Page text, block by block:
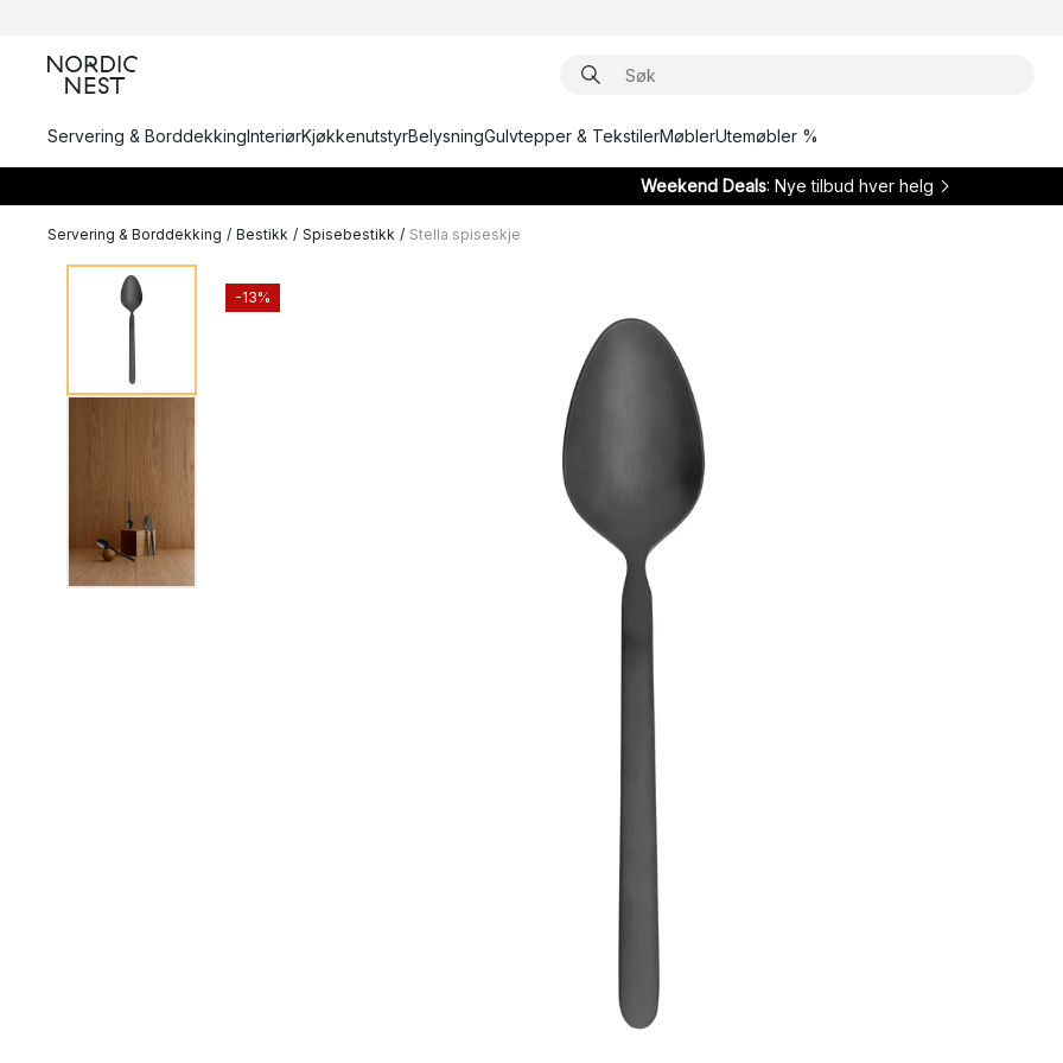
Servering & BorddekkingInteriørKjøkkenutstyrBelysningGulvtepper & TekstilerMøblerUtemøbler %
Weekend Deals: Nye tilbud hver helg
Servering & Borddekking / Bestikk / Spisebestikk / Stella spiseskje
-13%